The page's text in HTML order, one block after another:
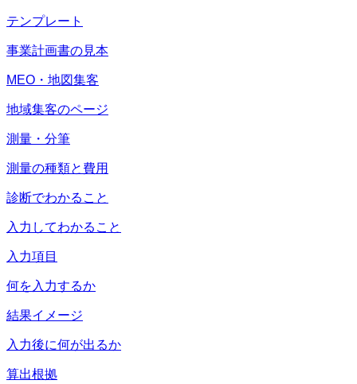
テンプレート
事業計画書の見本
MEO・地図集客
地域集客のページ
測量・分筆
測量の種類と費用
診断でわかること
入力してわかること
入力項目
何を入力するか
結果イメージ
入力後に何が出るか
算出根拠